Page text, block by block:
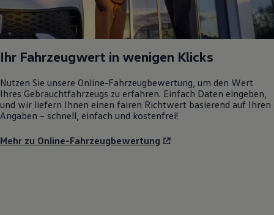
Ihr Fahrzeugwert in wenigen Klicks
Nutzen Sie unsere Online-Fahrzeugbewertung, um den Wert
Ihres Gebrauchtfahrzeugs zu erfahren. Einfach Daten eingeben,
und wir liefern Ihnen einen fairen Richtwert basierend auf Ihren
Angaben – schnell, einfach und kostenfrei!
Mehr zu Online-Fahrzeugbewertung